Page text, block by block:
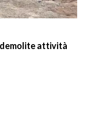
demolite attività